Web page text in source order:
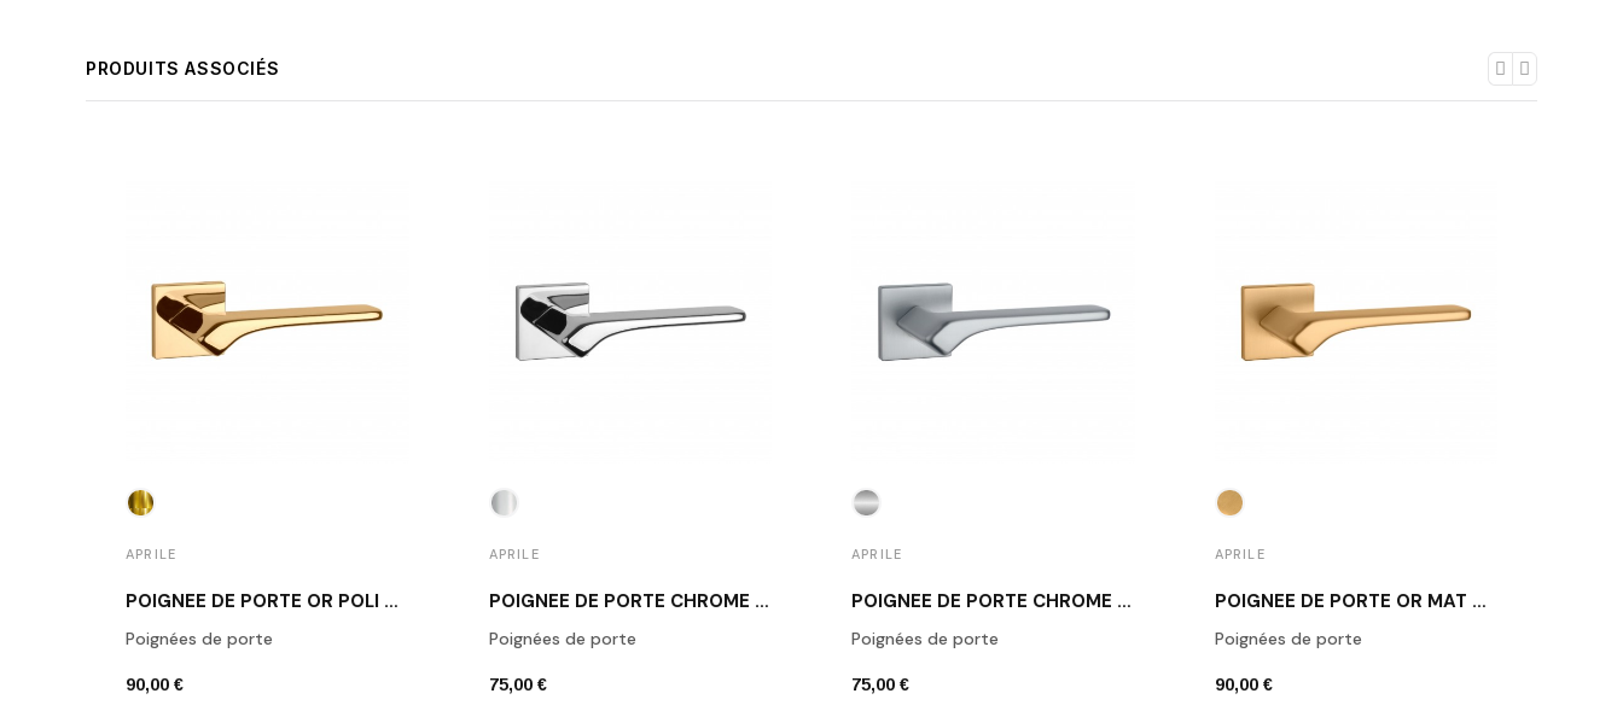
PRODUITS ASSOCIÉS
APRILE
POIGNÉE DE PORTE OR POLI BERGENIA
Poignées de porte
90,00 €
APRILE
POIGNÉE DE PORTE CHROME BERGENIA
Poignées de porte
75,00 €
APRILE
POIGNÉE DE PORTE CHROME SATINÉ BERGENIA
Poignées de porte
75,00 €
APRILE
POIGNÉE DE PORTE OR MAT BERGENIA
Poignées de porte
90,00 €